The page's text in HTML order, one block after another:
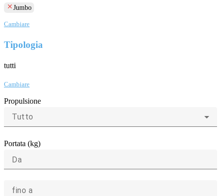
clear Jumbo
Cambiare
Tipologia
tutti
Cambiare
Propulsione
Tutto
Portata (kg)
Da
fino a